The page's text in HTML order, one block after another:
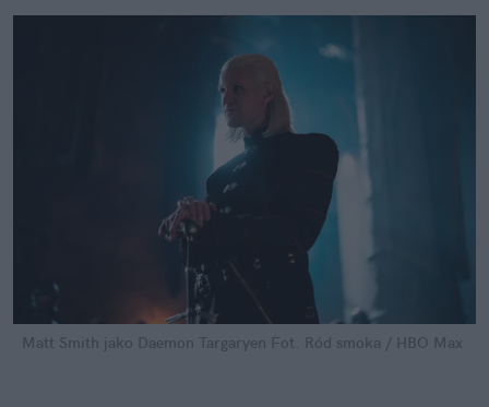
Matt Smith jako Daemon Targaryen Fot. Ród smoka / HBO Max